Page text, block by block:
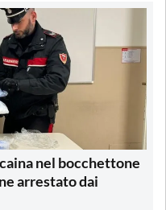
nel bocchettone
arrestato dai